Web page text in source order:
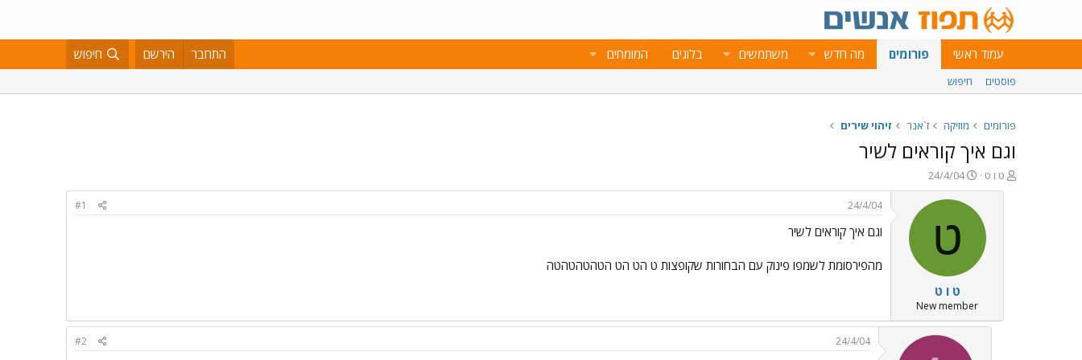
עמוד ראשי פורומים מה חדש משתמשים בלוגים המומחים התחבר הירשם חיפוש
פוסטים חיפוש
פורומים מוזיקה ז`אנר זיהוי שירים
וגם איך קוראים לשיר
פ
ו
ט ו ט
פ
ו
ר
ם
ב
א
י
ך
24/4/04
ט
ט ו ט
New member
24/4/04
#1
וגם איך קוראים לשיר
מהפירסומת לשמפו פינוק עם הבחורות שקופצות ט הט הט הטהטהטהטה
24/4/04
#2